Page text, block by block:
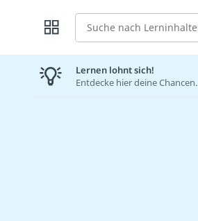
Suche
Lernen lohnt sich!
Entdecke hier deine Chancen.